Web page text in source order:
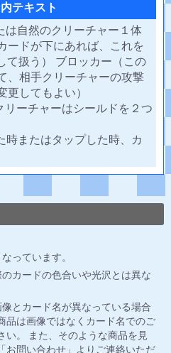
テキスト
は自然のクリーチャー１体
ードが下にあれば、これを
て扱う） ブロッカー（この
、相手クリーチャーの攻撃
してもよい）
ーチャーはシールドを２つ
時またはタップした時、カ
っています。
カードの色合いや光沢とは異な
とカード名が異なっている場合
品は画像ではなくカード名でのご
い。 また、そのような商品を見
お問い合わせ」よりご連絡いただ